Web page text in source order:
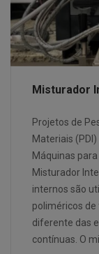
Misturador
Projetos de
Materiais
Máquinas para
Misturador
internos são
poliméricos
diferente das
contínuas. O